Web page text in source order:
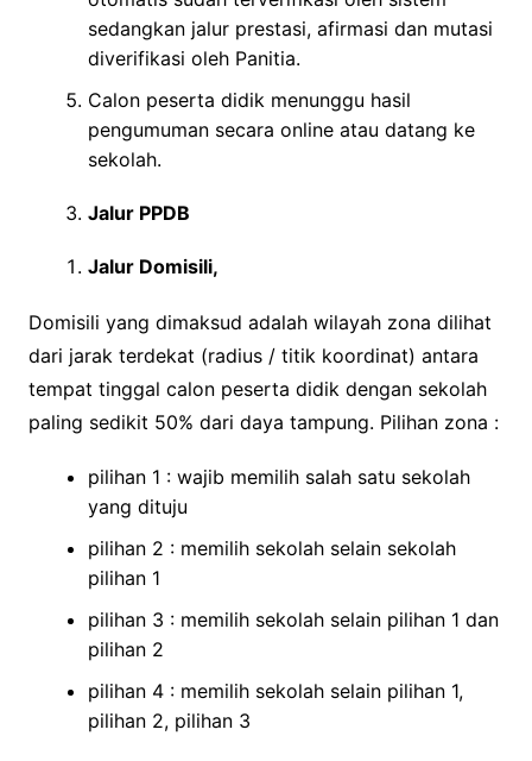
sedangkan jalur prestasi, afirmasi dan mutasi
diverifikasi oleh Panitia.
Calon peserta didik menunggu hasil
pengumuman secara online atau datang ke
sekolah.
Jalur PPDB
Jalur Domisili,
Domisili yang dimaksud adalah wilayah zona dilihat
dari jarak terdekat (radius / titik koordinat) antara
tempat tinggal calon peserta didik dengan sekolah
paling sedikit 50% dari daya tampung. Pilihan zona :
pilihan 1 : wajib memilih salah satu sekolah
yang dituju
pilihan 2 : memilih sekolah selain sekolah
pilihan 1
pilihan 3 : memilih sekolah selain pilihan 1 dan
pilihan 2
pilihan 4 : memilih sekolah selain pilihan 1,
pilihan 2, pilihan 3